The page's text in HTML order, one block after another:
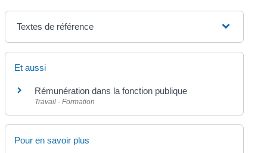
Textes de référence
Et aussi
Rémunération dans la fonction publique
Travail - Formation
Pour en savoir plus